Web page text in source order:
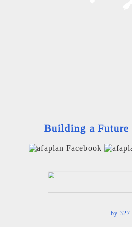
Building a Future
by 327